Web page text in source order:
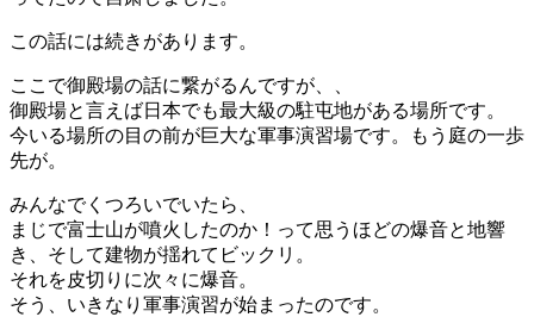
この話には続きがあります。
ここで御殿場の話に繋がるんですが、、
御殿場と言えば日本でも最大級の駐屯地がある場所です。
今いる場所の目の前が巨大な軍事演習場です。もう庭の一歩
先が。
みんなでくつろいでいたら、
まじで富士山が噴火したのか！って思うほどの爆音と地響
き、そして建物が揺れてビックリ。
それを皮切りに次々に爆音。
そう、いきなり軍事演習が始まったのです。